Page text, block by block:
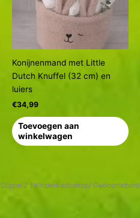
Konijnenmand met Little
Dutch Knuffel (32 cm) en
luiers
€34,99
Toevoegen aan
winkelwagen
StippelZ / Kinderkadoshop/ Geboortebord